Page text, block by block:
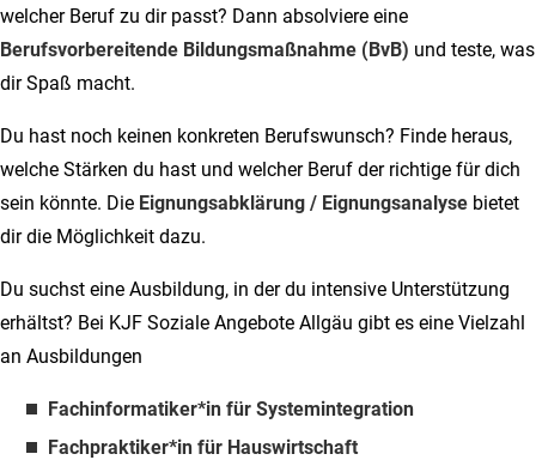
welcher Beruf zu dir passt? Dann absolviere eine
Berufsvorbereitende Bildungsmaßnahme (BvB) und teste, was
dir Spaß macht.
Du hast noch keinen konkreten Berufswunsch? Finde heraus,
welche Stärken du hast und welcher Beruf der richtige für dich
sein könnte. Die Eignungsabklärung / Eignungsanalyse bietet
dir die Möglichkeit dazu.
Du suchst eine Ausbildung, in der du intensive Unterstützung
erhältst? Bei KJF Soziale Angebote Allgäu gibt es eine Vielzahl
an Ausbildungen
Fachinformatiker*in für Systemintegration
Fachpraktiker*in für Hauswirtschaft